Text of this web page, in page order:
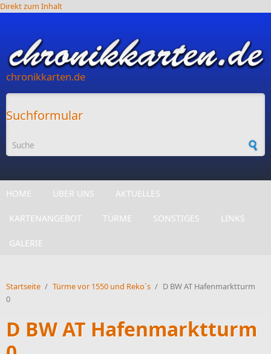
Direkt zum Inhalt
chronikkarten.de
Suchformular
HOME ÜBER UNS AKTUELLES
KARTENANGEBOT TÜRME SONSTIGES LINKS
GALERIE
Startseite / Türme vor 1550 und Reko´s / D BW AT Hafenmarktturm
0
D BW AT Hafenmarktturm